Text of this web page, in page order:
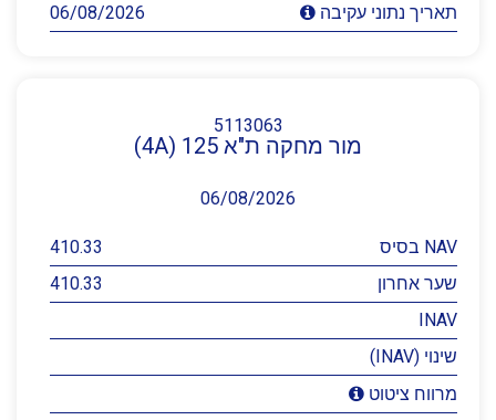
תאריך נתוני עקיבה
06/08/2026
5113063
מור מחקה ת"א 125 (4A)
06/08/2026
NAV בסיס
410.33
שער אחרון
410.33
INAV
שינוי (INAV)
מרווח ציטוט